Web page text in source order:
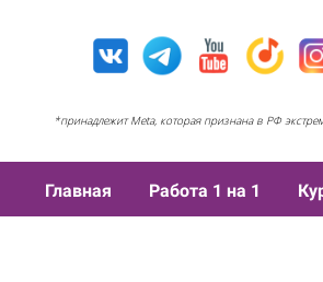
*принадлежит Meta, которая признана в РФ
Главная Работа 1 на 1